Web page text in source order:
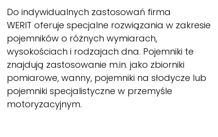
Do indywidualnych zastosowań firma
WERIT oferuje specjalne rozwiązania w zakresie
pojemników o różnych wymiarach,
wysokościach i rodzajach dna. Pojemniki te
znajdują zastosowanie m.in. jako zbiorniki
pomiarowe, wanny, pojemniki na słodycze lub
pojemniki specjalistyczne w przemyśle
motoryzacyjnym.